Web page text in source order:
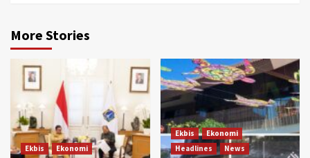
More Stories
Ekbis
Ekonomi
Ekbis
Ekonomi
Headlines
News